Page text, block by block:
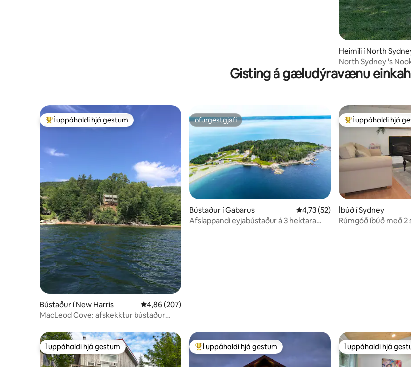
Heimili í North
North Sydney 's
Gisting á gæludýravænu
Í mestu uppáhaldi hjá gestum
Í uppáhaldi hjá gestum
Bústaður í New Harris 4,86 af 5 í meðaleinkunn, 207 umsagnir
4,86 (207)
MacLeod Cove: afskekktur bústaður
ofurgestgjafi
ofurgestgjafi
Bústaður í Gabarus 4,73 af 5 í meðaleinkunn, 52
4,73 (52)
Afslappandi eyjabústaður á 3 hektara
Í mestu uppáhaldi
Í uppáhaldi hjá
Íbúð í Sydney
Rúmgóð íbúð með
Í uppáhaldi hjá gestum
Í uppáhaldi hjá gestum Í mestu uppáhaldi hjá gestum
Í uppáhaldi hjá gestum Í uppáhaldi hjá
Í uppáhaldi hjá